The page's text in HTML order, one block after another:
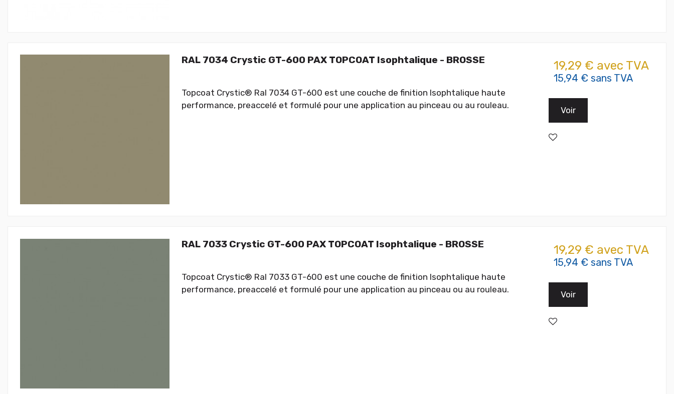
RAL 7034 Crystic GT-600 PAX TOPCOAT Isophtalique - BROSSE
Topcoat Crystic® Ral 7034 GT-600 est une couche de finition Isophtalique haute
performance, preaccelé et formulé pour une application au pinceau ou au rouleau.
19,29 € avec TVA
15,94 € sans TVA
Voir
RAL 7033 Crystic GT-600 PAX TOPCOAT Isophtalique - BROSSE
Topcoat Crystic® Ral 7033 GT-600 est une couche de finition Isophtalique haute
performance, preaccelé et formulé pour une application au pinceau ou au rouleau.
19,29 € avec TVA
15,94 € sans TVA
Voir